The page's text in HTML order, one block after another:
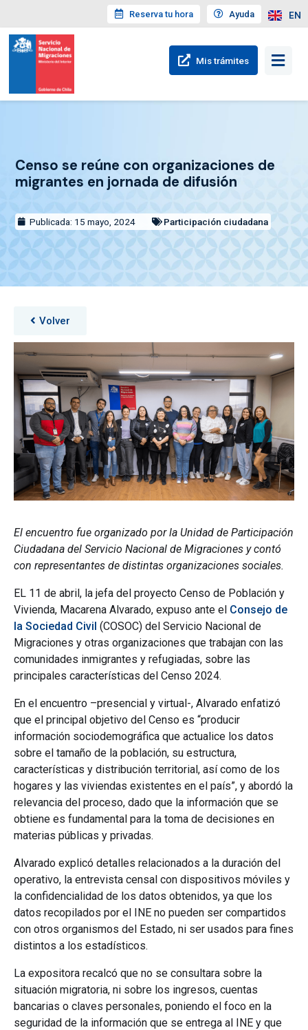
Reserva tu hora Ayuda EN
Mis trámites
Censo se reúne con organizaciones de
migrantes en jornada de difusión
Publicada: 15 mayo, 2024 Participación ciudadana
Volver
El encuentro fue organizado por la Unidad de Participación
Ciudadana del Servicio Nacional de Migraciones y contó
con representantes de distintas organizaciones sociales.
EL 11 de abril, la jefa del proyecto Censo de Población y
Vivienda, Macarena Alvarado, expuso ante el Consejo de
la Sociedad Civil (COSOC) del Servicio Nacional de
Migraciones y otras organizaciones que trabajan con las
comunidades inmigrantes y refugiadas, sobre las
principales características del Censo 2024.
En el encuentro –presencial y virtual-, Alvarado enfatizó
que el principal objetivo del Censo es “producir
información sociodemográfica que actualice los datos
sobre el tamaño de la población, su estructura,
características y distribución territorial, así como de los
hogares y las viviendas existentes en el país”, y abordó la
relevancia del proceso, dado que la información que se
obtiene es fundamental para la toma de decisiones en
materias públicas y privadas.
Alvarado explicó detalles relacionados a la duración del
operativo, la entrevista censal con dispositivos móviles y
la confidencialidad de los datos obtenidos, ya que los
datos recopilados por el INE no pueden ser compartidos
con otros organismos del Estado, ni ser usados para fines
distintos a los estadísticos.
La expositora recalcó que no se consultara sobre la
situación migratoria, ni sobre los ingresos, cuentas
bancarias o claves personales, poniendo el foco en la
seguridad de la información que se entrega al INE y que